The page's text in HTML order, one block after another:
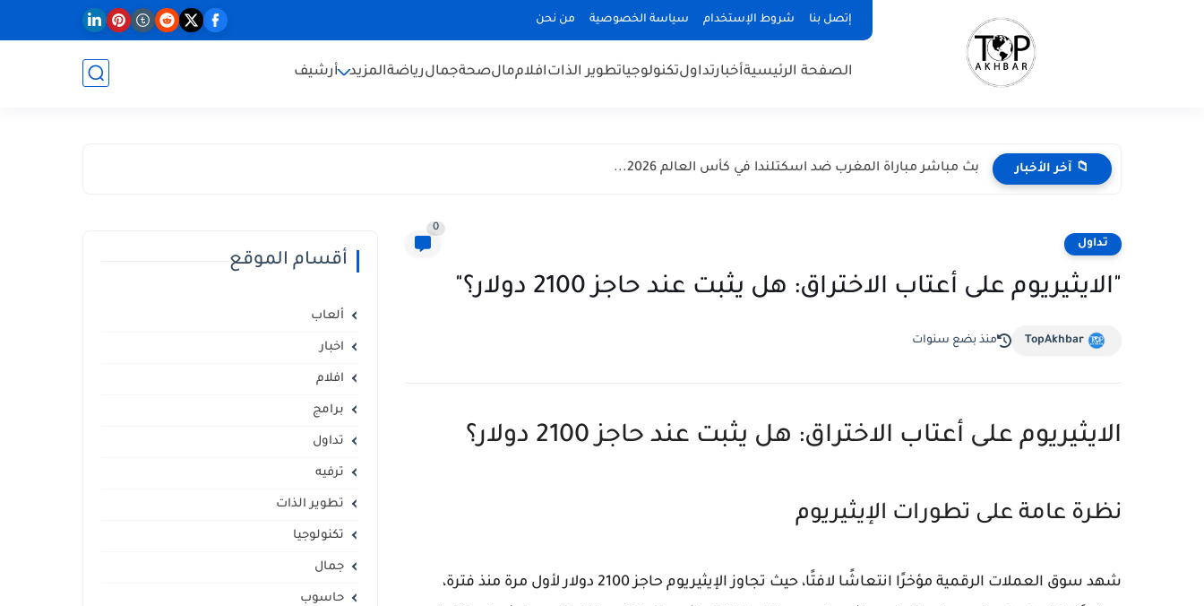
إتصل بنا شروط الإستخدام سياسة الخصوصية من نحن
الصفحة الرئيسيةأخبارتداولتكنولوجياتطوير الذاتافلاممالصحةجمالرياضةالمزيد أرشيف
📁 آخر الأخبار بث مباشر مباراة المغرب ضد اسكتلندا في كأس العالم 2026...
تداول
0
"الايثيريوم على أعتاب الاختراق: هل يثبت عند حاجز 2100 دولار؟"
TopAkhbar منذ بضع سنوات
الايثيريوم على أعتاب الاختراق: هل يثبت عند حاجز 2100 دولار؟
نظرة عامة على تطورات الإيثيريوم
شهد سوق العملات الرقمية مؤخرًا انتعاشًا لافتًا، حيث تجاوز الإيثيريوم حاجز 2100 دولار لأول مرة منذ فترة،
أقسام الموقع
ألعاب
اخبار
افلام
برامج
تداول
ترفيه
تطوير الذات
تكنولوجيا
جمال
حاسوب